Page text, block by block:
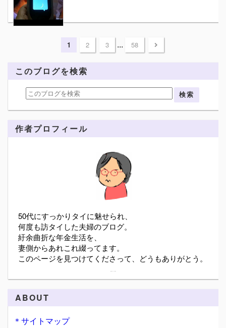
2018/12/26 ガジェット タイ旅行
1 2 3 ... 58
このブログを検索
作者プロフィール
50代にすっかりタイに魅せられ、
何度も訪タイした夫婦のブログ。
紆余曲折な年金生活を、
妻側からあれこれ綴ってます。
このページを見つけてくださって、どうもありがとう。
ABOUT
＊サイトマップ